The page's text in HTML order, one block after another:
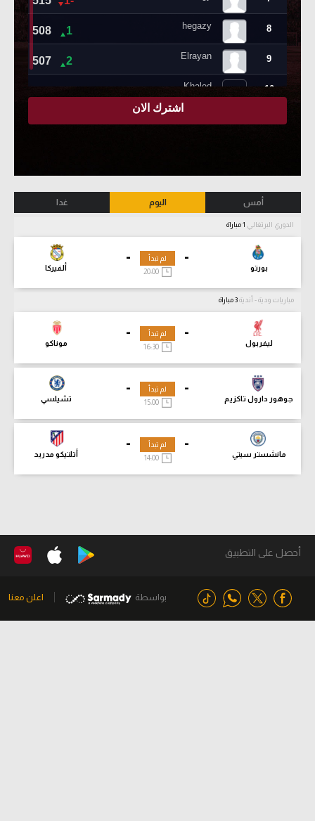
أمس اليوم غدا
الدوري البرتغالي
-
بورتو
-
ألفيركا
لم تبدأ
مباريات ودية - أندية
-
ليفربول
-
موناكو
لم تبدأ
-
جوهور دارول تاكزيم
-
تشيلسي
لم تبدأ
15:00
-
مانشستر سيتي
-
أتلتيكو مدريد
لم تبدأ
14:00
أحصل على التطبيق
بواسطة اعلن معنا